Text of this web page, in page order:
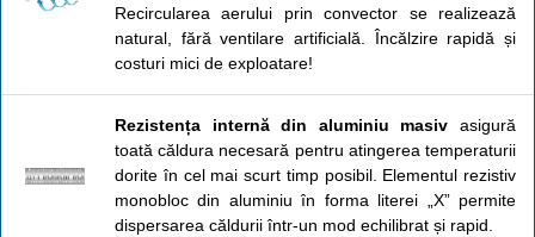
Recircularea aerului prin convector se realizează
natural, fără ventilare artificială. Încălzire rapidă și
costuri mici de exploatare!
Rezistența internă din aluminiu masiv asigură
toată căldura necesară pentru atingerea temperaturii
dorite în cel mai scurt timp posibil. Elementul rezistiv
monobloc din aluminiu în forma literei „X” permite
dispersarea căldurii într-un mod echilibrat și rapid.